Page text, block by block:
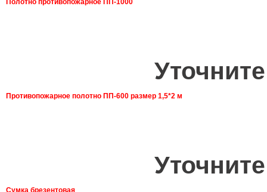
Полотно противопожарное ПП-1000
Противопожарное полотно ПП-600 размер 1,5*2 м
Сумка брезентовая